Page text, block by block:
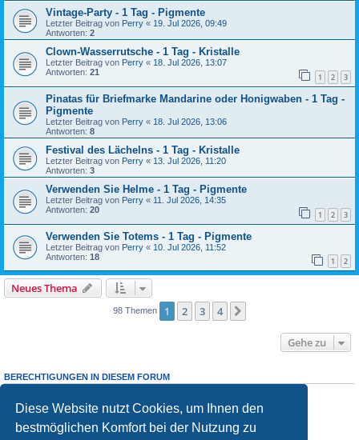
Diese Website nutzt Cookies, um Ihnen den
bestmöglichen Komfort bei der Nutzung zu
Vintage-Party - 1 Tag - Pigmente
Letzter Beitrag von Perry « 19. Jul 2026, 09:49
Antworten: 2
Clown-Wasserrutsche - 1 Tag - Kristalle
Letzter Beitrag von Perry « 18. Jul 2026, 13:07
Antworten: 21 1 2 3
Pinatas für Briefmarke Mandarine oder Honigwaben - 1 Tag -
Pigmente
Letzter Beitrag von Perry « 18. Jul 2026, 13:06
Antworten: 8
Festival des Lächelns - 1 Tag - Kristalle
Letzter Beitrag von Perry « 13. Jul 2026, 11:20
Antworten: 3
Verwenden Sie Helme - 1 Tag - Pigmente
Letzter Beitrag von Perry « 11. Jul 2026, 14:35
Antworten: 20 1 2 3
Verwenden Sie Totems - 1 Tag - Pigmente
Letzter Beitrag von Perry « 10. Jul 2026, 11:52
Antworten: 18 1 2
Neues Thema
98 Themen 1 2 3 4
Gehe zu
BERECHTIGUNGEN IN DIESEM FORUM
Sie dürfen
keine
Antworten zu Themen in diesem Forum erstellen.
Sie dürfen Ihre Beiträge in diesem Forumnicht ändern.
Sie dürfen Ihre Beiträge in diesem Forumnichtlöschen.
keine